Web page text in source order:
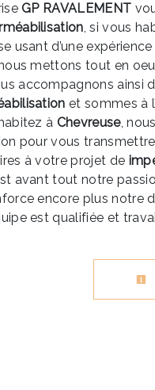
GP RAVALEMENT
, si vous
usant d’une
mettons tout en
accompagnons ainsi
et sommes à
à Chevreuse,
pour vous
à votre projet de
avant tout notre
encore plus notre
est qualifiée et